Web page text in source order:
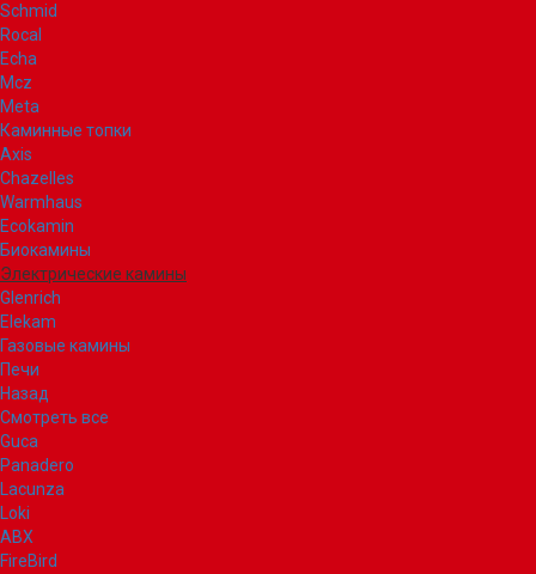
Schmid
Rocal
Echa
Mcz
Meta
Каминные топки
Axis
Chazelles
Warmhaus
Ecokamin
Биокамины
Электрические камины
Glenrich
Elekam
Газовые камины
Печи
Назад
Смотреть все
Guca
Panadero
Lacunza
Loki
ABX
FireBird